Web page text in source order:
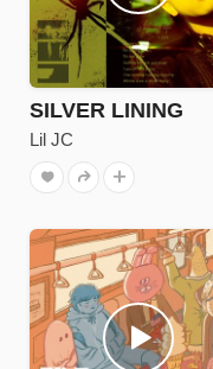
SILVER LINING
Lil JC